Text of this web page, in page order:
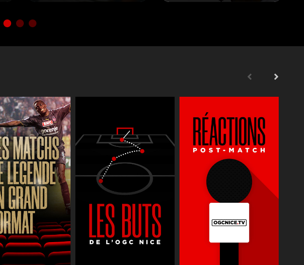
JT des jeunes